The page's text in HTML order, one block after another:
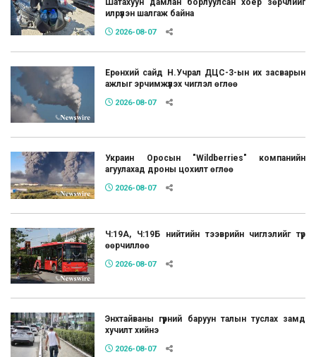
Шатахуун дамлан борлуулсан хоёр зөрчлийг
илрүүлэн шалгаж байна
2026-08-07
Ерөнхий сайд Н.Учрал ДЦС-3-ын их засварын
ажлыг эрчимжүүлэх чиглэл өглөө
2026-08-07
Украин Оросын "Wildberries" компанийн
агуулахад дроны цохилт өглөө
2026-08-07
Ч:19А, Ч:19Б нийтийн тээврийн чиглэлийг түр
өөрчиллөө
2026-08-07
Энхтайваны гүүрний баруун талын туслах замд
хучилт хийнэ
2026-08-07